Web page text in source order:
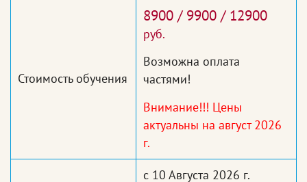
Стоимость обучения
8900 / 9900 / 12900
руб.
Возможна оплата
частями!
Внимание!!! Цены
актуальны на август 2026
г.
с 10 Августа 2026 г.